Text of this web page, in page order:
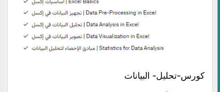
كورس-تحليل- البيانات